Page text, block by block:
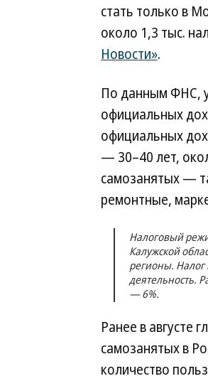
стать только в
около 1,3 тыс.
Новости».
По данным ФНС, у
официальных
официальных
— 30–40 лет,
самозанятых —
ремонтные,
Налоговый
Калужской
регионы. Налог
деятельность.
— 6%.
Ранее в августе
самозанятых в
количество